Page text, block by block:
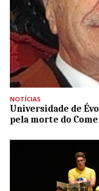
NOTÍCIAS
Universidade de
pela morte do